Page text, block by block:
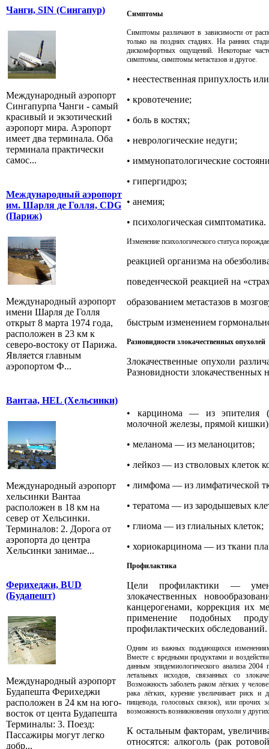
Чанги, SIN (Сингапур)
Международный аэропорт
Сингапурпа Чанги - самый
красивый и экзотический
аэропорт мира. Аэропорт
имеет два терминала. Оба
терминала практически
самос...
Международный аэропорт
им. Шарля де Голля, CDG
(Париж)
Международный аэропорт
имени Шарля де Голля
открыт 8 марта 1974 года,
расположен в 23 км к
северо-востоку от Парижа.
Является главным
аэропортом Ф...
Вантаа, HEL (Хельсинки)
Международный аэропорт
хельсинки Вантаа
расположен в 18 км на
север от Хельсинки.
Терминалов: 2. Дорога от
аэропорта до центра
Хельсинки занимае...
Ферихеджи, BUD
(Будапешт)
Международный аэропорт
Будапешта Ферихеджи
расположен в 24 км на юго-
восток от цента Будапешта
Терминалы: 3. Поезд:
Пассажиры могут легко
добр...
Симптомы
Симптомы различают в зависимости от
только на поздних стадиях. На ранних
дискомфортных ощущений. Некоторые
симптомы, симптомы метастазов и другое.
• неестественная припухлость
• кровотечение;
• боль в костях;
• неврологические недуги;
• иммунопатологические
• гипергидроз;
• анемия;
• психологическая симптоматика.
Изменение психологического статуса
реакцией организма на
поведенческой реакцией на
образованием метастазов в
быстрым изменением
Разновидности злокачественных опухолей
Злокачественные опухоли
Разновидности злокачественных
•
карцинома — из эпителия
молочной железы, прямой
• меланома — из меланоцитов;
• лейкоз — из стволовых клеток
• лимфома — из лимфатической
• тератома — из зародышевых
• глиома — из глиальных клеток;
• хориокарцинома — из ткани
Профилактика
Цели профилактики —
злокачественных
канцерогенами, коррекция их
применение подобных
профилактических обследований.
Одним из важных поддающихся
Вместе с вредными продуктами и
данным эпидемиологического анализа
летальных исходов, связанных со
Возможность заболеть раком лёгких у
рака лёгких, курение увеличивает риск и
пищевода, голосовых связок), или прочих
возможность возникновения опухоли у
К остальным факторам,
относятся: алкоголь (рак